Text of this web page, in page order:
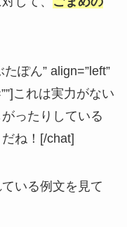
ぽん” align=”left”
これは実力がない
ったりしている
ね！[/chat]
いる例文を見て